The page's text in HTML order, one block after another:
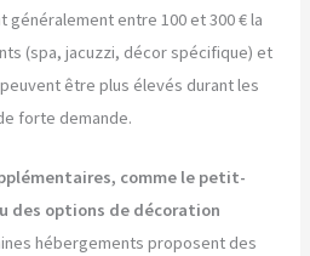
généralement entre 100 et 300 € la
(spa, jacuzzi, décor spécifique) et
être plus élevés durant les
forte demande.
comme le petit-
des options de décoration
hébergements proposent des